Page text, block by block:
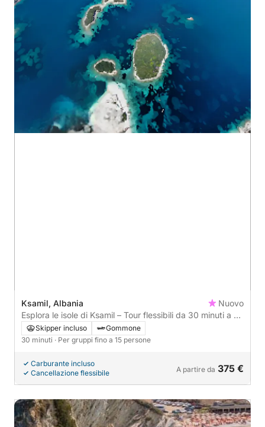
Ksamil, Albania
Nuovo
Esplora le isole di Ksamil – Tour flessibili da 30 minuti a 1
ora Skipper incluso
Gommone
30 minuti · Per gruppi fino a 15 persone
Carburante incluso
Cancellazione flessibile
A partire da 375 €